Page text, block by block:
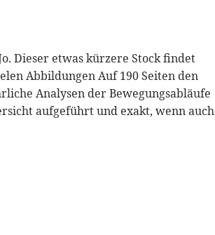
Dieser etwas kürzere Stock findet
Abbildungen Auf 190 Seiten den
Analysen der Bewegungsabläufe
aufgeführt und exakt, wenn auch